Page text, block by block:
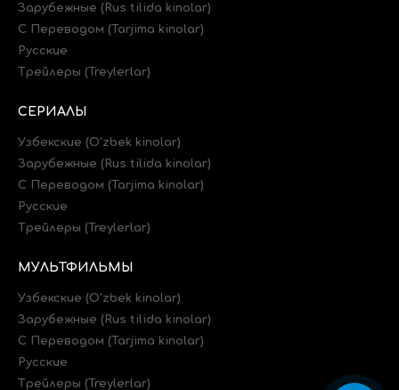
Зарубежные (Rus tilida kinolar)
C Переводом (Tarjima kinolar)
Русские
Трейлеры (Treylerlar)
СЕРИАЛЫ
Узбекские (O'zbek kinolar)
Зарубежные (Rus tilida kinolar)
C Переводом (Tarjima kinolar)
Русские
Трейлеры (Treylerlar)
МУЛЬТФИЛЬМЫ
Узбекские (O'zbek kinolar)
Зарубежные (Rus tilida kinolar)
C Переводом (Tarjima kinolar)
Русские
Трейлеры (Treylerlar)